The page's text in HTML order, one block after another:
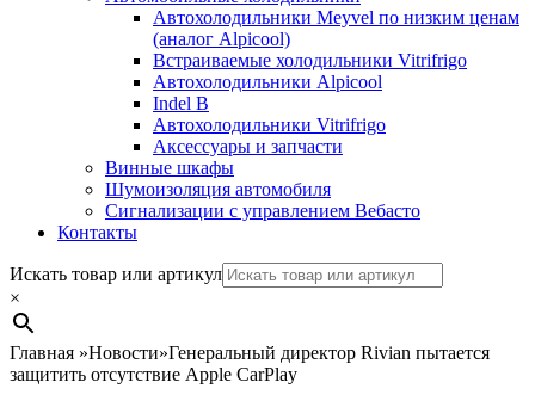
Автохолодильники Meyvel по низким ценам
(аналог Alpicool)
Встраиваемые холодильники Vitrifrigo
Автохолодильники Alpicool
Indel B
Автохолодильники Vitrifrigo
Аксессуары и запчасти
Винные шкафы
Шумоизоляция автомобиля
Сигнализации с управлением Вебасто
Контакты
Search
Искать товар или артикул
×
Главная »Новости»Генеральный директор Rivian пытается
защитить отсутствие Apple CarPlay